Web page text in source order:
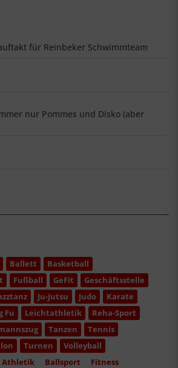
für Reinbeker Schwimmteam
nur Pommes und Disko (aber
Ballett
Basketball
Fußball GeFit
Geschäftsstelle
Ju-Jutsu Judo
Karate
Fu Leichtathletik
Reha-Sport
Tanzen
Tennis
Turnen
Volleyball
Athletik Ballsport
Fitness